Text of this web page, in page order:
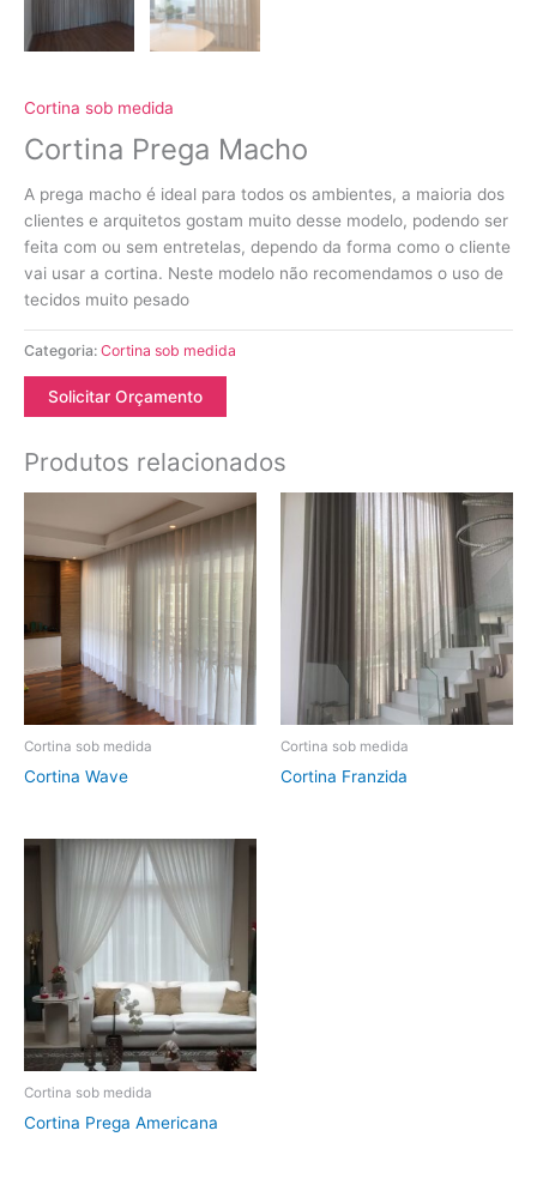
Cortina sob medida
Cortina Prega Macho
A prega macho é ideal para todos os ambientes, a maioria dos
clientes e arquitetos gostam muito desse modelo, podendo ser
feita com ou sem entretelas, dependo da forma como o cliente
vai usar a cortina. Neste modelo não recomendamos o uso de
tecidos muito pesado
Categoria: Cortina sob medida
Solicitar Orçamento
Produtos relacionados
Cortina sob medida
Cortina Wave
Cortina sob medida
Cortina Franzida
Cortina sob medida
Cortina Prega Americana